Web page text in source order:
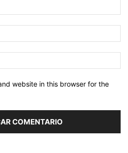
website in this browser for the